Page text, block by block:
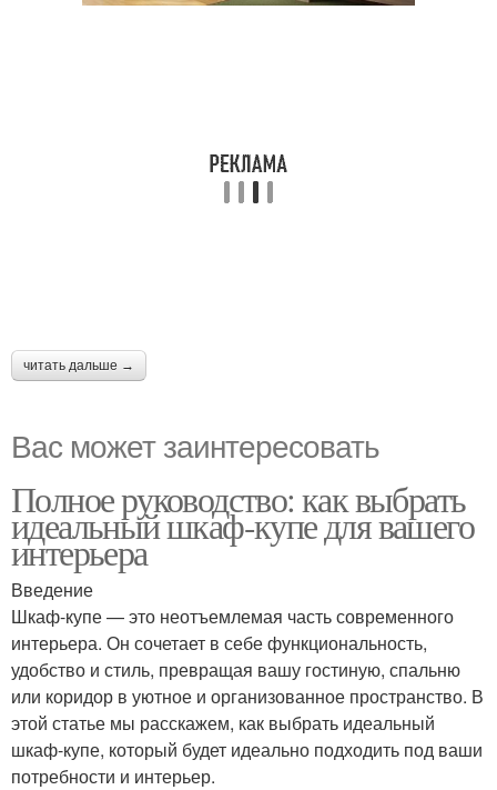
читать дальше →
Вас может заинтересовать
Полное руководство: как выбрать
идеальный шкаф-купе для вашего
интерьера
Введение
Шкаф-купе — это неотъемлемая часть современного
интерьера. Он сочетает в себе функциональность,
удобство и стиль, превращая вашу гостиную, спальню
или коридор в уютное и организованное пространство. В
этой статье мы расскажем, как выбрать идеальный
шкаф-купе, который будет идеально подходить под ваши
потребности и интерьер.